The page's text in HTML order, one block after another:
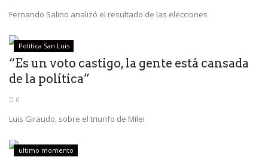
Fernando Salino analizó el resultado de las elecciones
Política San Luis
“Es un voto castigo, la gente está cansada
de la política”
0
Luis Giraudo, sobre el triunfo de Milei
ultimo momento